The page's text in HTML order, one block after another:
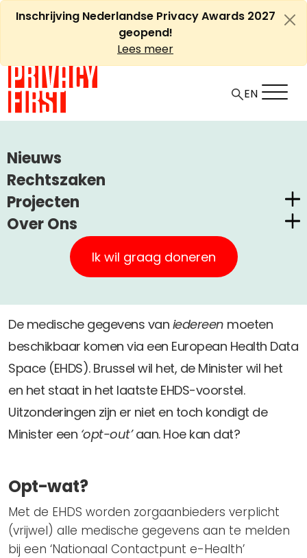
Ga
naarInschrijving Nederlandse Privacy Awards 2027
geopend!
Lees meer
Nieuws
Rechtszaken
Projecten
Nederlandse Privacy Awards
Claimstichting CUIC
PrivacyWijzer
Privacy Coalitie
PSD2-me-niet
SpecifiekeToestemming.nl
Over Ons
Privacy First
Onze Successen
Kom in actie
Nieuwsbrieven
Contact
Privacybeleid
ANBI Status
Playlist
Ik wil graag doneren
EN
DE SEMANTISCHE KWAKZALVERIJ VAN KUIPERS
De semantische
kwakzalverij van Kuipers
Medisch 11 december, 2023
De medische gegevens van iedereen moeten
beschikbaar komen via een European Health Data
Space (EHDS). Brussel wil het, de Minister wil het
en het staat in het laatste EHDS-voorstel.
Uitzonderingen zijn er niet en toch kondigt de
Minister een ‘opt-out’aan. Hoe kan dat?
Opt-wat?
Met de EHDS worden zorgaanbieders verplicht
(vrijwel) alle medische gegevens aan te melden
bij een ‘Nationaal Contactpunt e-Health’